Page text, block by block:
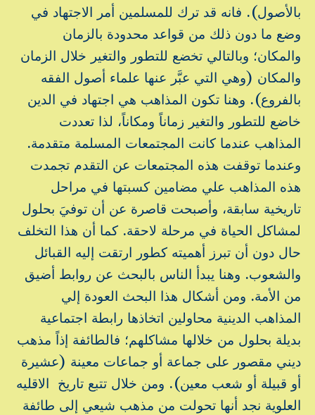
بالأصول). فانه قد ترك للمسلمين أمر الاجتهاد في
وضع ما دون ذلك من قواعد محدودة بالزمان
والمكان؛ وبالتالي تخضع للتطور والتغير خلال الزمان
والمكان (وهي التي عبَّر عنها علماء أصول الفقه
بالفروع). وهنا تكون المذاهب هي اجتهاد في الدين
خاضع للتطور والتغير زماناً ومكاناً، لذا تعددت
المذاهب عندما كانت المجتمعات المسلمة متقدمة.
وعندما توقفت هذه المجتمعات عن التقدم تجمدت
هذه المذاهب علي مضامين كسبتها في مراحل
تاريخية سابقة، وأصبحت قاصرة عن أن توفيَ بحلول
لمشاكل الحياة في مرحلة لاحقة. كما أن هذا التخلف
حال دون أن تبرز أهميته كطور ارتقت إليه القبائل
والشعوب. وهنا يبدأ الناس بالبحث عن روابط أضيق
من الأمة. ومن أشكال هذا البحث العودة إلي
المذاهب الدينية محاولين اتخاذها رابطة اجتماعية
بديلة بحلول من خلالها مشاكلهم؛ فالطائفة إذاً مذهب
ديني مقصور على جماعة أو جماعات معينة (عشيرة
أو قبيلة أو شعب معين). ومن خلال تتبع تاريخ الاقليه
العلوية نجد أنها تحولت من مذهب شيعي إلى طائفة